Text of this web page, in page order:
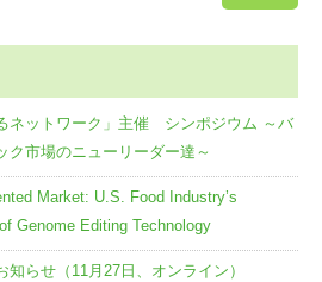
ネットワーク」主催 シンポジウム ～バ
ク市場のニューリーダー達～
Market: U.S. Food Industry’s
Genome Editing Technology
らせ（11月27日、オンライン）